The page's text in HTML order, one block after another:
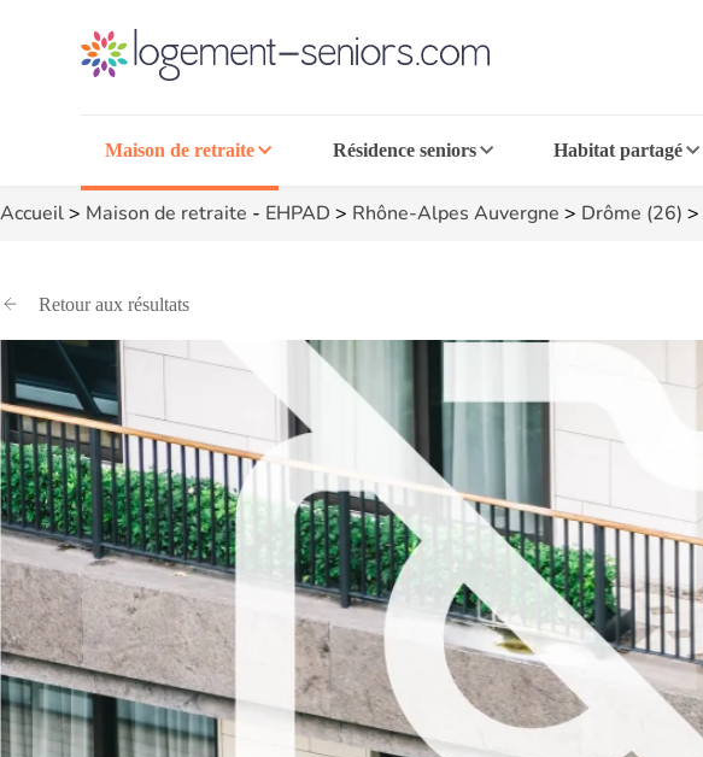
Maison de retraite Résidence seniors Habitat partagé
Accueil> Maison de retraite - EHPAD > Rhône-Alpes Auvergne > Drôme (26) >
Retour aux résultats